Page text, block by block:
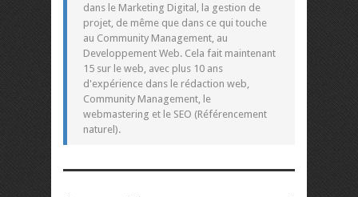
dans le Marketing Digital, la gestion de
projet, de même que dans ce qui touche
au Community Management, au
Developpement Web. Cela fait maintenant
15 sur le web, avec plus 10 ans
d'expérience dans le rédaction web,
Community Management, le
webmastering et le SEO (Référencement
naturel).